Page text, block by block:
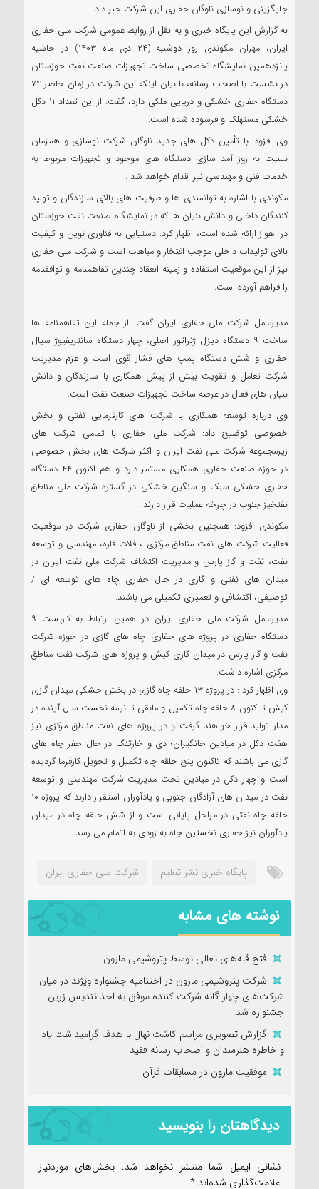
جایگزینی و نوسازی ناوگان حفاری این شرکت خبر داد‌ .
به گزارش این پایگاه خبری و به نقل از روابط عمومی شرکت ملی حفاری
ایران، مهران مکوندی روز دوشنبه (۲۴ دی ماه ۱۴۰۳) در حاشیه
پانزدهمین نمایشگاه تخصصی ساخت تجهیزات صنعت نفت خوزستان
در نشست با اصحاب رسانه، با بیان اینکه این شرکت در زمان حاضر ۷۴
دستگاه حفاری خشکی و دریایی ملکی دارد، گفت: از این تعداد ۱۱ دکل
خشکی مستهلک و فرسوده شده است.
وی افزود: با تأمین دکل های جدید ناوگان شرکت نوسازی و همزمان
نسبت به روز آمد سازی دستگاه های موجود و تجهیزات مربوط به
خدمات فنی و مهندسی نیز اقدام خواهد شد‌ .
مکوندی با اشاره به توانمندی ها و ظرفیت های بالای سازندگان و تولید
کنندگان داخلی و دانش بنیان ها که در نمایشگاه صنعت نفت خوزستان
در اهواز ارائه شده است، اظهار کرد: دستیابی به فناوری نوین و کیفیت
بالای تولیدات داخلی موجب افتخار و مباهات است و شرکت ملی حفاری
نیز از این موقعیت استفاده و زمینه انعقاد چندین تفاهمنامه و توافقنامه
را فراهم آورده است.
.
مدیرعامل شرکت ملی حفاری ایران گفت: از جمله این تفاهمنامه ها
ساخت ۹ دستگاه دیزل ژنراتور اصلی، چهار دستگاه سانتریفیوژ سیال
حفاری و شش دستگاه پمپ های فشار قوی است و عزم مدیریت
شرکت تعامل و تقویت بیش از پیش همکاری با سازندگان و دانش
بنیان های فعال در عرصه ساخت تجهیزات صنعت نفت است‌.
وی درباره توسعه همکاری با شرکت های کارفرمایی نفتی و بخش
خصوصی توضیح داد: شرکت ملی حفاری با تمامی شرکت های
زیرمجموعه شرکت ملی نفت ایران و اکثر شرکت های بخش خصوصی
در حوزه صنعت حفاری همکاری مستمر دارد و هم اکنون ۴۴ دستگاه
حفاری خشکی سبک و سنگین خشکی در گستره شرکت ملی مناطق
نفتخیز جنوب در چرخه عملیات قرار دارند..
مکوندی افزود: همچنین بخشی از ناوگان حفاری شرکت در موقعیت
فعالیت شرکت های نفت مناطق مرکزی ، فلات قاره، مهندسی و توسعه
نفت، نفت و گاز پارس و مدیریت اکتشاف شرکت ملی نفت ایران در
میدان های نفتی و گازی در حال حفاری چاه های توسعه ای /
توصیفی، اکتشافی و تعمیری تکمیلی می باشند‌‌.
مدیرعامل شرکت ملی حفاری ایران در همین ارتباط به کاربست ۹
دستگاه حفاری در پروژه های حفاری چاه های گازی در حوزه شرکت
نفت و گاز پارس در میدان گازی کیش و پروژه های شرکت نفت مناطق
مرکزی اشاره داشت.
وی اظهار کرد : در پروژه ۱۳ حلقه چاه گازی در بخش خشکی میدان گازی
کیش تا کنون ۸ حلقه چاه تکمیل و مابقی تا نیمه نخست سال آینده در
مدار تولید قرار خواهند گرفت و در پروژه های نفت مناطق مرکزی نیز
هفت دکل در میادین خانگیران؛ دی و خارتنگ در حال حفر چاه های
گازی می باشند که تاکنون پنج حلقه چاه تکمیل و تحویل کارفرما گردیده
است‌ و چهار دکل در میادین تحت مدیریت شرکت مهندسی و توسعه
نفت در میدان های آزادگان جنوبی و یادآوران استقرار دارند که پروژه ۱۰
حلقه چاه نفتی در مراحل پایانی است و از شش حلقه چاه در میدان
یادآوران نیز حفاری نخستین چاه به زودی به اتمام می رسد‌.
پایگاه خبری نشر تعلیم شرکت ملی حفاری ایران
نوشته های مشابه
فتح‌ قله‌های تعالی توسط پتروشیمی مارون
شرکت پتروشیمی مارون در اختتامیه جشنواره ویژند در میان
شرکت‌های چهار گانه شرکت کننده موفق به اخذ تندیس زرین
جشنواره شد.
گزارش تصویری مراسم کاشت نهال با هدف گرامیداشت یاد
و خاطره هنرمندان و اصحاب رسانه فقید
موفقیت مارون در مسابقات قرآن
دیدگاهتان را بنویسید
نشانی ایمیل شما منتشر نخواهد شد. بخش‌های موردنیاز
علامت‌گذاری شده‌اند *